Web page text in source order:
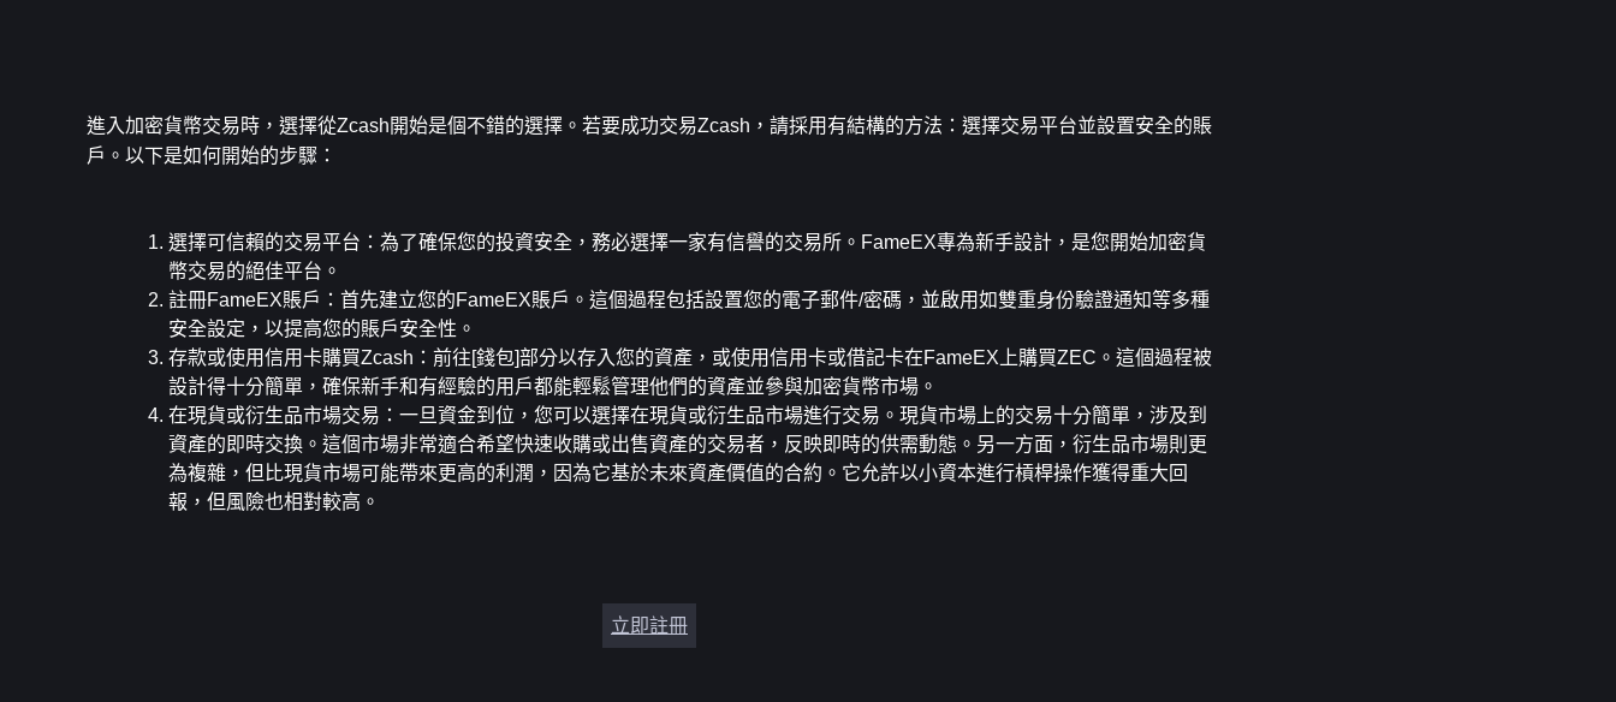
進入加密貨幣交易時，選擇從Zcash開始是個不錯的選擇。若要成功交易Zcash，請採用有結構的方法：選擇交易平台並設置安全的賬
戶。以下是如何開始的步驟：
選擇可信賴的交易平台 ：為了確保您的投資安全，務必選擇一家有信譽的交易所。FameEX專為新手設計，是您開始加密貨
幣交易的絕佳平台。
註冊FameEX賬戶 ：首先建立您的FameEX賬戶。這個過程包括設置您的電子郵件/密碼，並啟用如雙重身份驗證通知等多種
安全設定，以提高您的賬戶安全性。
存款或使用信用卡購買Zcash ：前往[錢包]部分以存入您的資產，或使用信用卡或借記卡在FameEX上購買ZEC。這個過程被
設計得十分簡單，確保新手和有經驗的用戶都能輕鬆管理他們的資產並參與加密貨幣市場。
在現貨或衍生品市場交易 ：一旦資金到位，您可以選擇在現貨或衍生品市場進行交易。現貨市場上的交易十分簡單，涉及到
資產的即時交換。這個市場非常適合希望快速收購或出售資產的交易者，反映即時的供需動態。另一方面，衍生品市場則更
為複雜，但比現貨市場可能帶來更高的利潤，因為它基於未來資產價值的合約。它允許以小資本進行槓桿操作獲得重大回
報，但風險也相對較高。
立即註冊